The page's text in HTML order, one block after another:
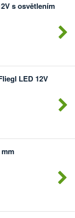
s osvětlením
LED 12V